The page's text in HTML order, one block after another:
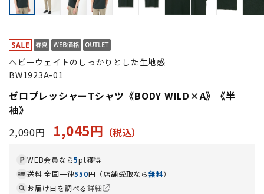
ヘビーウェイトのしっかりとした生地感
BW1923A-01
ゼロプレッシャーTシャツ《BODY WILD×A》《半
袖》
2,090円
1,045円
WEB会員なら5pt獲得
送料 全国一律550円（店舗受取なら無料）
お届け日を調べる詳細